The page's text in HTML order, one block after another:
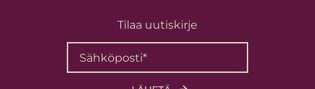
Tilaa uutiskirje